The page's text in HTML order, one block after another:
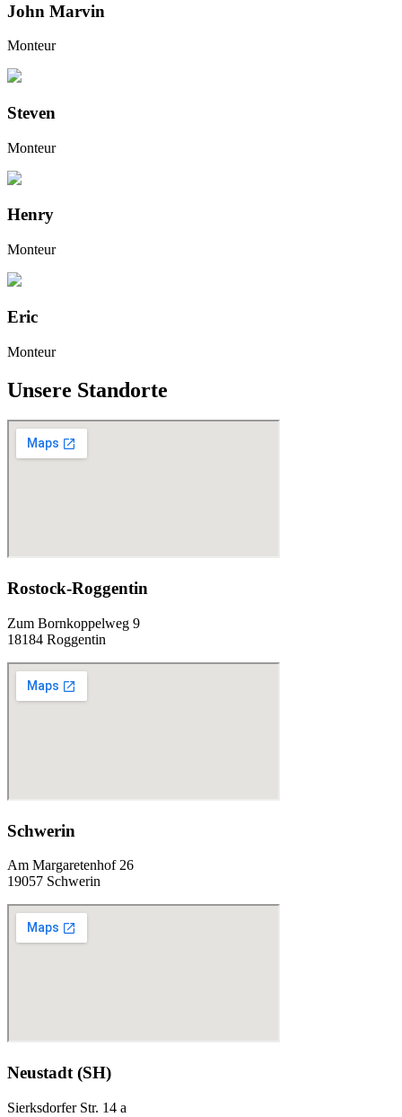
John Marvin
Monteur
Steven
Monteur
Henry
Monteur
Eric
Monteur
Unsere Standorte
Rostock-Roggentin
Zum Bornkoppelweg 9
18184 Roggentin
Schwerin
Am Margaretenhof 26
19057 Schwerin
Neustadt (SH)
Sierksdorfer Str. 14 a